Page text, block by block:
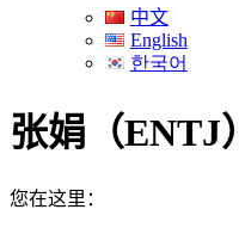
中文
English
한국어
张娟（ENTJ）
您在这里：